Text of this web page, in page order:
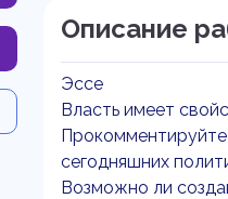
Описание
Эссе
Власть имеет
Прокомментируйте
сегодняшних
Возможно ли